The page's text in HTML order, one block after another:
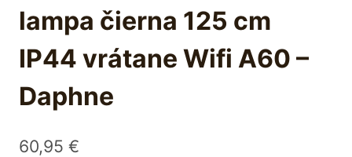
lampa čierna 125 cm
IP44 vrátane Wifi A60 –
Daphne
60,95 €